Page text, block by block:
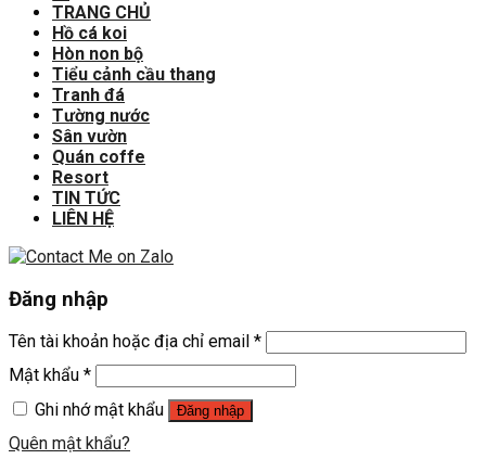
TRANG CHỦ
Hồ cá koi
Hòn non bộ
Tiểu cảnh cầu thang
Tranh đá
Tường nước
Sân vườn
Quán coffe
Resort
TIN TỨC
LIÊN HỆ
Đăng nhập
Tên tài khoản hoặc địa chỉ email *
Mật khẩu *
Ghi nhớ mật khẩu
Đăng nhập
Quên mật khẩu?